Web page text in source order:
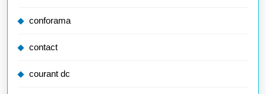
conforama
contact
courant dc